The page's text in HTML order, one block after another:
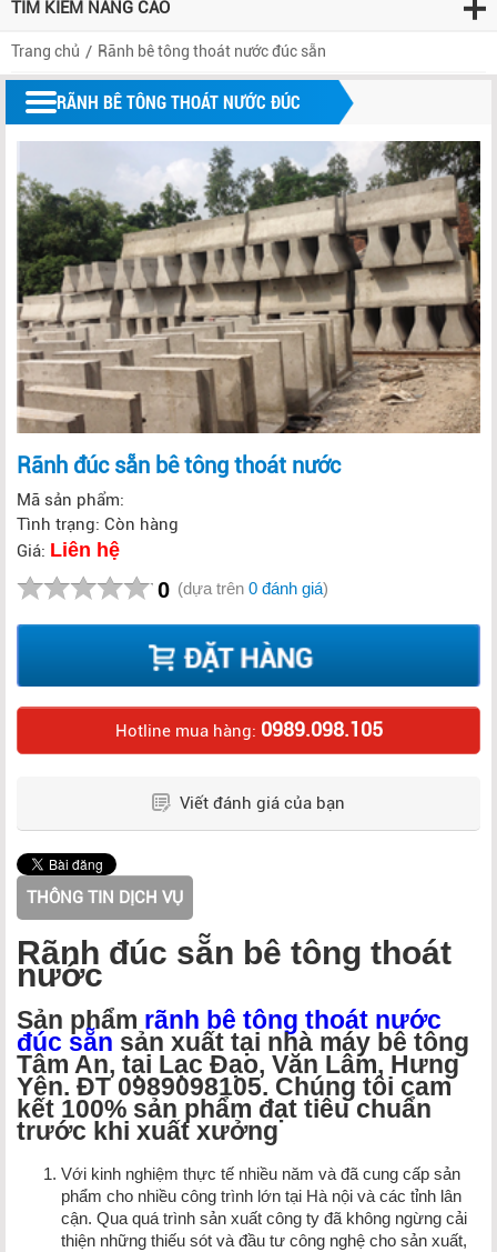
TÌM KIẾM NÂNG CAO
Trang chủ Rãnh bê tông thoát nước đúc sẵn
RÃNH BÊ TÔNG THOÁT NƯỚC ĐÚC
SẴN
Rãnh đúc sẵn bê tông thoát nước
Mã sản phẩm:
Tình trạng: Còn hàng
Giá: Liên hệ
0 (dựa trên 0 đánh giá)
Hotline mua hàng: 0989.098.105
Viết đánh giá của bạn
THÔNG TIN DỊCH VỤ
Rãnh đúc sẵn bê tông thoát
nước
Sản phẩm rãnh bê tông thoát nước
đúc sẵn sản xuất tại nhà máy bê tông
Tâm An, tại Lạc Đạo, Văn Lâm, Hưng
Yên. ĐT 0989098105. Chúng tôi cam
kết 100% sản phẩm đạt tiêu chuẩn
trước khi xuất xưởng
Với kinh nghiệm thực tế nhiều năm và đã cung cấp sản
phẩm cho nhiều công trình lớn tại Hà nội và các tỉnh lân
cận. Qua quá trình sản xuất công ty đã không ngừng cải
thiện những thiếu sót và đầu tư công nghệ cho sản xuất,